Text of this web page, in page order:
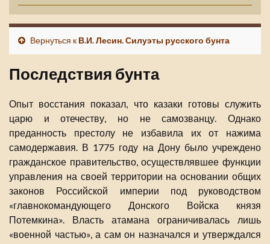
Вернуться к В.И. Лесин. Силуэты русского бунта
Последствия бунта
Опыт восстания показал, что казаки готовы служить
царю и отечеству, но не самозванцу. Однако
преданность престолу не избавила их от нажима
самодержавия. В 1775 году на Дону было учреждено
гражданское правительство, осуществлявшее функции
управления на своей территории на основании общих
законов Российской империи под руководством
«главнокомандующего Донского Войска князя
Потемкина». Власть атамана ограничивалась лишь
«военной частью», а сам он назначался и утверждался